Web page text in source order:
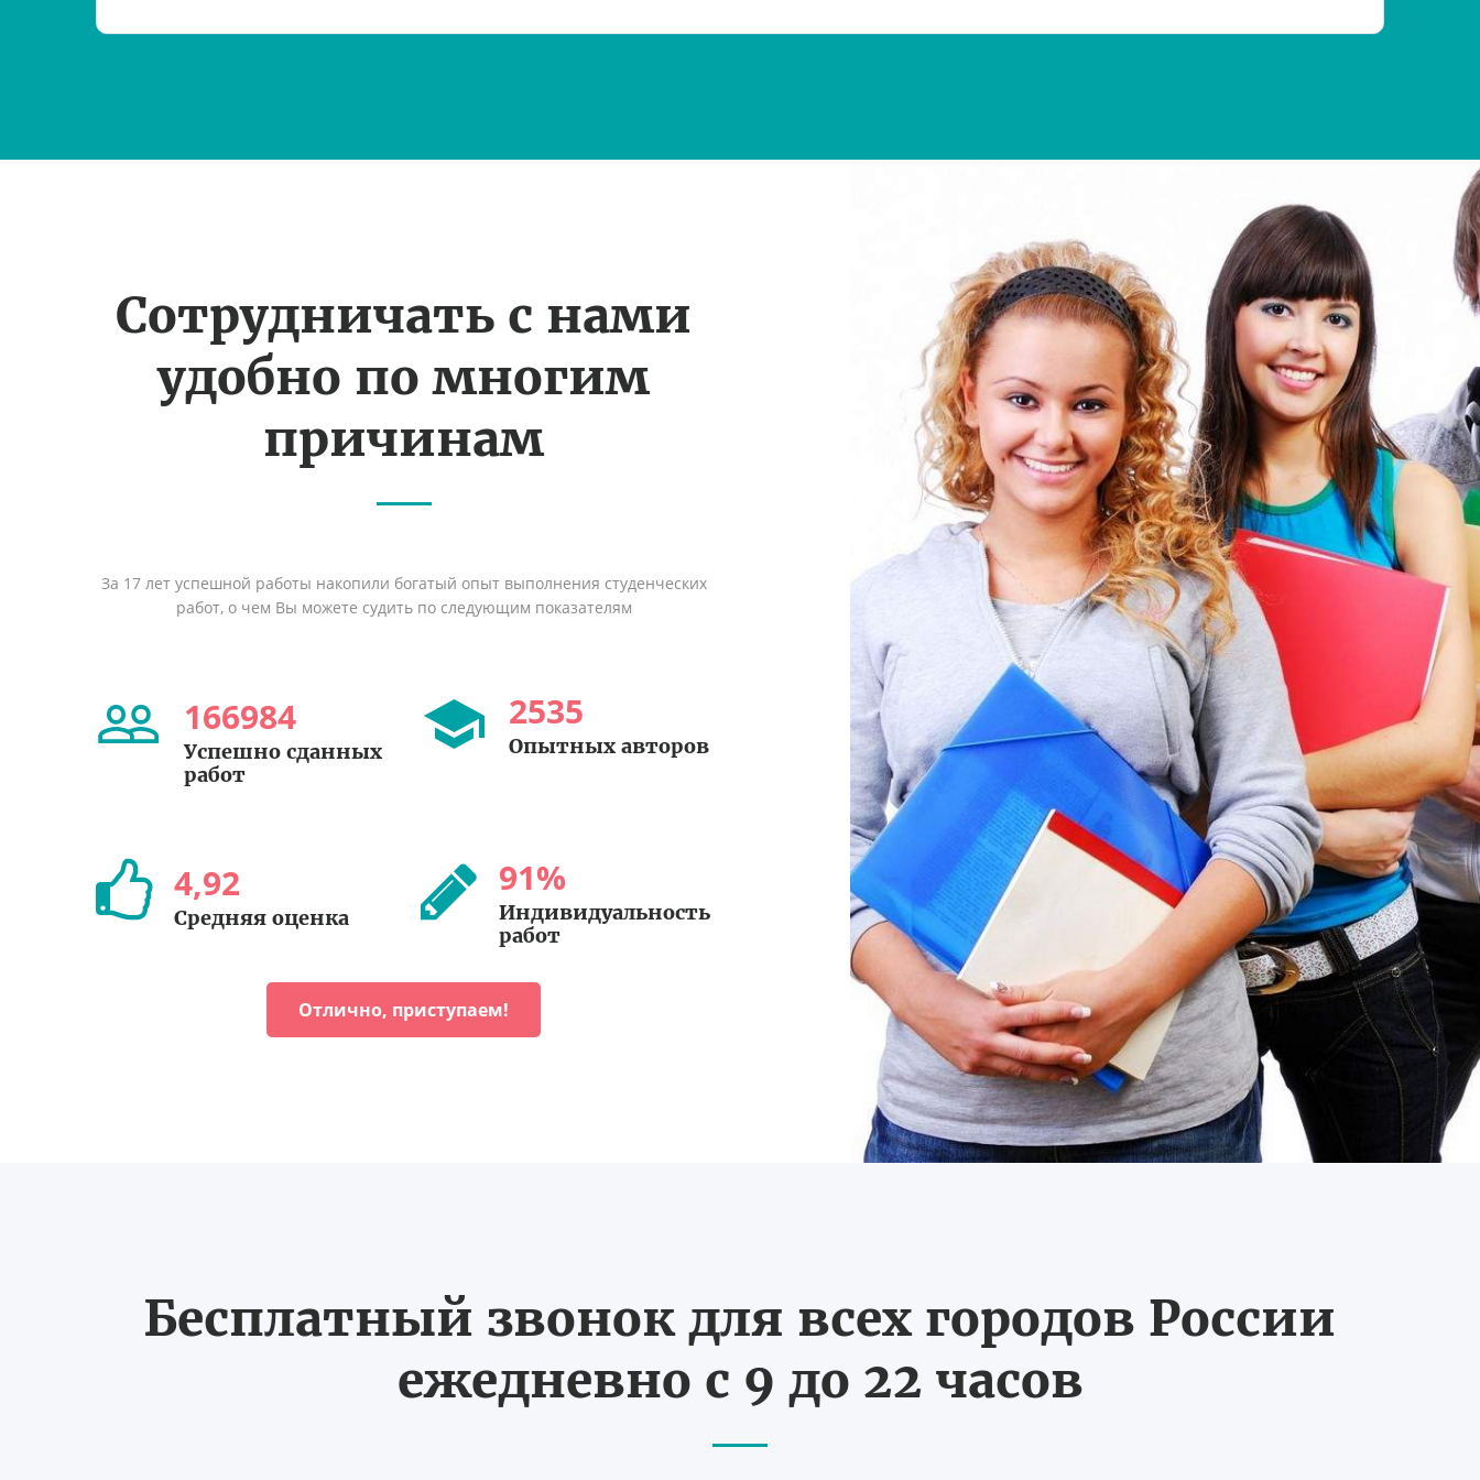
Сотрудничать с нами
удобно по многим
причинам
За 17 лет успешной работы накопили богатый опыт выполнения студенческих
работ, о чем Вы можете судить по следующим показателям
166984
Успешно сданных
работ
2535
Опытных авторов
4,92
Средняя оценка
91%
Индивидуальность
работ
Отлично, приступаем!
Бесплатный звонок для всех городов России
ежедневно с 9 до 22 часов